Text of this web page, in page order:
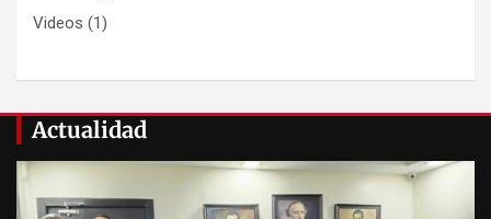
Videos (1)
Actualidad